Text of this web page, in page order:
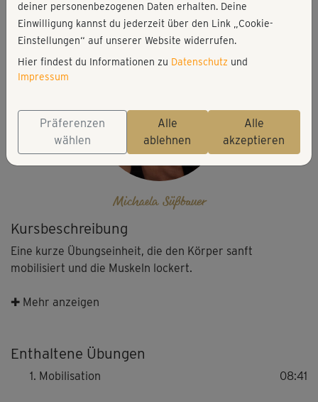
Kursbeschreibung
Eine kurze Übungseinheit, die den Körper sanft
mobilisiert und die Muskeln lockert.
Perfekt als wirkungsvolles "Zwischendurch-Programm"
Michaela Süßbauer.
✚ Mehr anzeigen
Enthaltene Übungen
Mobilisation 08:41
26 kcal
Michaela Süßbauer
Michaela Süßbauer
deiner personenbezogenen Daten erhalten. Deine
Einwilligung kannst du jederzeit über den Link „Cookie-
Einstellungen“ auf unserer Website widerrufen.
Hier findest du Informationen zu Datenschutz und
Impressum
Präferenzen
wählen
Alle
ablehnen
Alle
akzeptieren